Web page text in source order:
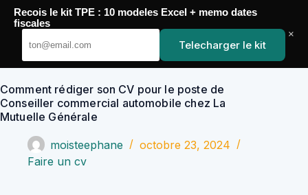
Passer
contenu
YoupiJobs
Comment rédiger son CV pour le poste de
Conseiller commercial automobile chez La
Mutuelle Générale
moisteephane
octobre 23, 2024
Faire un cv
Recois le kit TPE : 10 modeles Excel + memo dates
fiscales
Telecharger le kit
×